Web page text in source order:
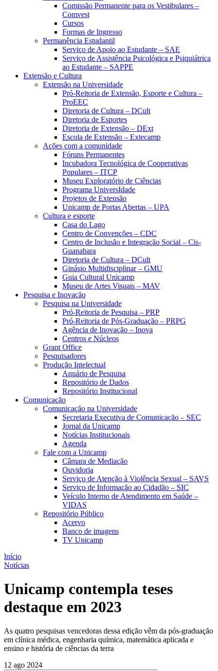
Comissão Permanente para os Vestibulares –
Comvest
Cursos
Formas de Ingresso
Permanência Estudantil
Serviço de Apoio ao Estudante – SAE
Serviço de Assistência Psicológica e Psiquiátrica
ao Estudante – SAPPE
Extensão e Cultura
Extensão na Universidade
Pró-Reitoria de Extensão, Esporte e Cultura –
ProEEC
Diretoria de Cultura – DCult
Diretoria de Esportes
Diretoria de Extensão – DExt
Escola de Extensão – Extecamp
Ações com a comunidade
Fóruns Permanentes
Incubadora Tecnológica de Cooperativas
Populares – ITCP
Museu Exploratório de Ciências
Programa UniversIdade
Projetos de Extensão
Unicamp de Portas Abertas – UPA
Cultura e esporte
Casa do Lago
Centro de Convenções – CDC
Centro de Inclusão e Integração Social – Cis-
Guanabara
Diretoria de Cultura – DCult
Ginásio Multidisciplinar – GMU
Guia Cultural Unicamp
Museu de Artes Visuais – MAV
Pesquisa e Inovação
Pesquisa na Universidade
Pró-Reitoria de Pesquisa – PRP
Pró-Reitoria de Pós-Graduação – PRPG
Agência de Inovação – Inova
Centros e Núcleos
Grant Office
Pesquisadores
Produção Intelectual
Anuário de Pesquisa
Repositório de Dados
Repositório Institucional
Comunicação
Comunicação na Universidade
Secretaria Executiva de Comunicação – SEC
Jornal da Unicamp
Notícias Institucionais
Agenda
Fale com a Unicamp
Câmara de Mediação
Ouvidoria
Serviço de Atenção à Violência Sexual – SAVS
Serviço de Informação ao Cidadão – SIC
Veículo Interno de Atendimento em Saúde –
VIDAS
Repositório Público
Acervo
Banco de imagens
TV Unicamp
Início
Notícias
Unicamp contempla teses
destaque em 2023
As quatro pesquisas vencedoras dessa edição vêm da pós-graduação
em clínica médica, engenharia química, matemática aplicada e
ensino e história de ciências da terra
12 ago 2024